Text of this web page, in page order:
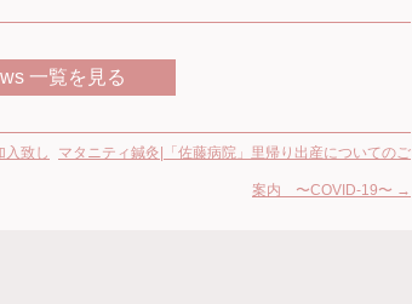
一覧を見る
入致し マタニティ鍼灸|「佐藤病院」里帰り出産についてのご
案内 〜COVID-19〜 →